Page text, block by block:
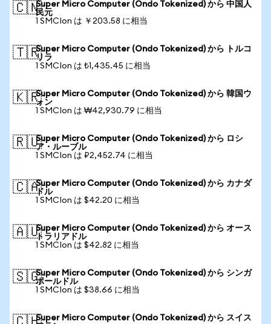
🇨🇳Super Micro Computer (Ondo Tokenized) から 中国人
民元
1 SMCIon は ￥203.58 に相当
🇹🇷Super Micro Computer (Ondo Tokenized) から トルコ
リラ
1 SMCIon は ₺1,435.45 に相当
🇰🇷Super Micro Computer (Ondo Tokenized) から 韓国ウ
ォン
1 SMCIon は ₩42,930.79 に相当
🇷🇺Super Micro Computer (Ondo Tokenized) から ロシ
ア・ルーブル
1 SMCIon は ₽2,452.74 に相当
🇨🇦Super Micro Computer (Ondo Tokenized) から カナダ
ドル
1 SMCIon は $42.20 に相当
🇦🇺Super Micro Computer (Ondo Tokenized) から オース
トラリアドル
1 SMCIon は $42.82 に相当
🇸🇬Super Micro Computer (Ondo Tokenized) から シンガ
ポールドル
1 SMCIon は $38.66 に相当
Super Micro Computer (Ondo Tokenized) から スイス